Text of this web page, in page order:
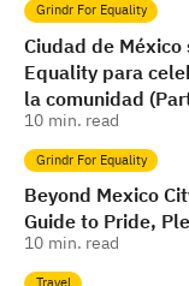
Grindr For Equality
Ciudad de
Equality para
la comunidad
10 min. read
Grindr For Equality
Beyond Mexico
Guide to Pride,
10 min. read